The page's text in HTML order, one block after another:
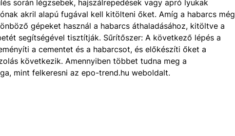
során légzsebek, hajszálrepedések vagy apró lyukak
akril alapú fugával kell kitölteni őket. Amíg a habarcs még
gépeket használ a habarcs áthaladásához, kitöltve a
segítségével tisztítják. Sűrítőszer: A következő lépés a
a cementet és a habarcsot, és előkészíti őket a
következik. Amennyiben többet tudna meg a
mint felkeresni az epo-trend.hu weboldalt.